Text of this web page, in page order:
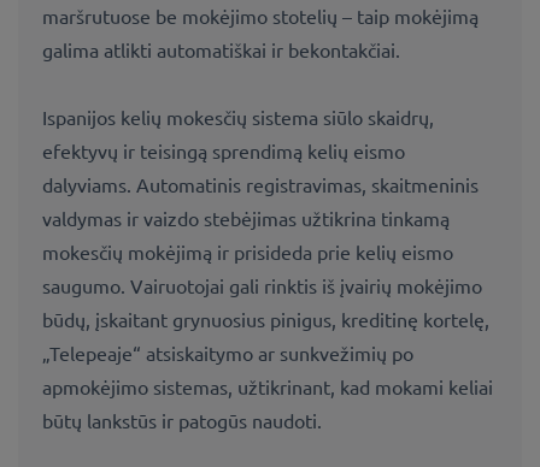
maršrutuose be mokėjimo stotelių – taip mokėjimą
galima atlikti automatiškai ir bekontakčiai.
Ispanijos kelių mokesčių sistema siūlo skaidrų,
efektyvų ir teisingą sprendimą kelių eismo
dalyviams. Automatinis registravimas, skaitmeninis
valdymas ir vaizdo stebėjimas užtikrina tinkamą
mokesčių mokėjimą ir prisideda prie kelių eismo
saugumo. Vairuotojai gali rinktis iš įvairių mokėjimo
būdų, įskaitant grynuosius pinigus, kreditinę kortelę,
„Telepeaje“ atsiskaitymo ar sunkvežimių po
apmokėjimo sistemas, užtikrinant, kad mokami keliai
būtų lankstūs ir patogūs naudoti.